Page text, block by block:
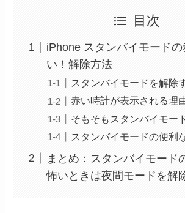
目次
iPhone スタンバイモード
い！解除方法
スタンバイモードを解除
赤い時計が表示される理
そもそもスタンバイモー
スタンバイモードの便利
まとめ：スタンバイモード
怖いときは夜間モードを解